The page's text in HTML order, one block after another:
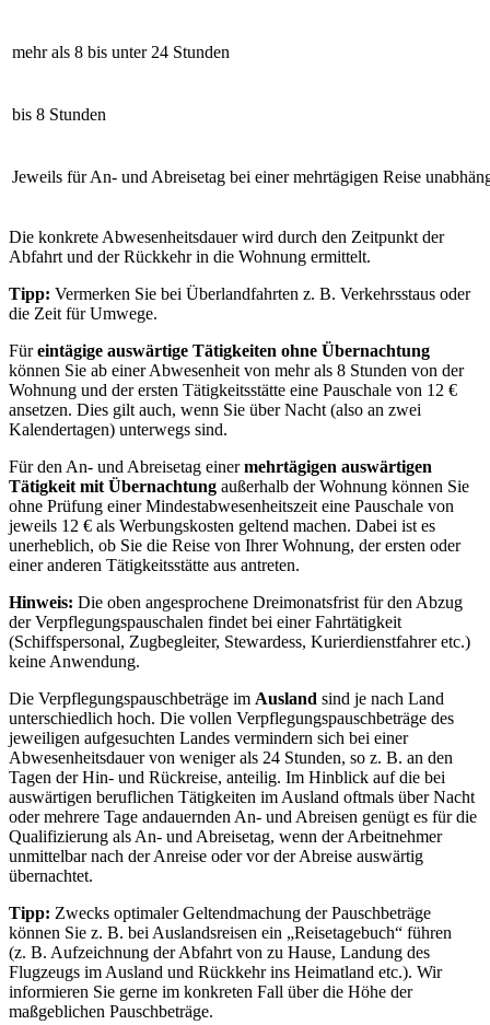
mehr als 8 bis unter 24 Stunden
bis 8 Stunden
Jeweils für An- und Abreisetag bei einer mehrtägigen Reise
Die konkrete Abwesenheitsdauer wird durch den Zeitpunkt der
Abfahrt und der Rückkehr in die Wohnung ermittelt.
Tipp: Vermerken Sie bei Überlandfahrten z. B. Verkehrsstaus oder
die Zeit für Umwege.
Füreintägige auswärtige Tätigkeiten ohne Übernachtung
können Sie ab einer Abwesenheit von mehr als 8 Stunden von der
Wohnung und der ersten Tätigkeitsstätte eine Pauschale von 12 €
ansetzen. Dies gilt auch, wenn Sie über Nacht (also an zwei
Kalendertagen) unterwegs sind.
Für den An- und Abreisetag einermehrtägigen auswärtigen
Tätigkeit mit Übernachtung außerhalb der Wohnung können Sie
ohne Prüfung einer Mindestabwesenheitszeit eine Pauschale von
jeweils 12 € als Werbungskosten geltend machen. Dabei ist es
unerheblich, ob Sie die Reise von Ihrer Wohnung, der ersten oder
einer anderen Tätigkeitsstätte aus antreten.
Hinweis: Die oben angesprochene Dreimonatsfrist für den Abzug
der Verpflegungspauschalen findet bei einer Fahrtätigkeit
(Schiffspersonal, Zugbegleiter, Stewardess, Kurierdienstfahrer etc.)
keine Anwendung.
Die Verpflegungspauschbeträge im Ausland sind je nach Land
unterschiedlich hoch. Die vollen Verpflegungspauschbeträge des
jeweiligen aufgesuchten Landes vermindern sich bei einer
Abwesenheitsdauer von weniger als 24 Stunden, so z. B. an den
Tagen der Hin- und Rückreise, anteilig. Im Hinblick auf die bei
auswärtigen beruflichen Tätigkeiten im Ausland oftmals über Nacht
oder mehrere Tage andauernden An- und Abreisen genügt es für die
Qualifizierung als An- und Abreisetag, wenn der Arbeitnehmer
unmittelbar nach der Anreise oder vor der Abreise auswärtig
übernachtet.
Tipp: Zwecks optimaler Geltendmachung der Pauschbeträge
können Sie z. B. bei Auslandsreisen ein „Reisetagebuch“ führen
(z. B. Aufzeichnung der Abfahrt von zu Hause, Landung des
Flugzeugs im Ausland und Rückkehr ins Heimatland etc.). Wir
informieren Sie gerne im konkreten Fall über die Höhe der
maßgeblichen Pauschbeträge.